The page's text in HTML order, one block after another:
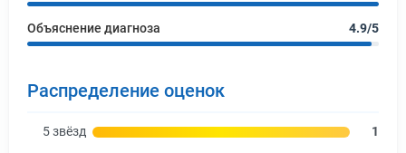
Объяснение диагноза 4.9/5
Распределение оценок
5 звёзд 1